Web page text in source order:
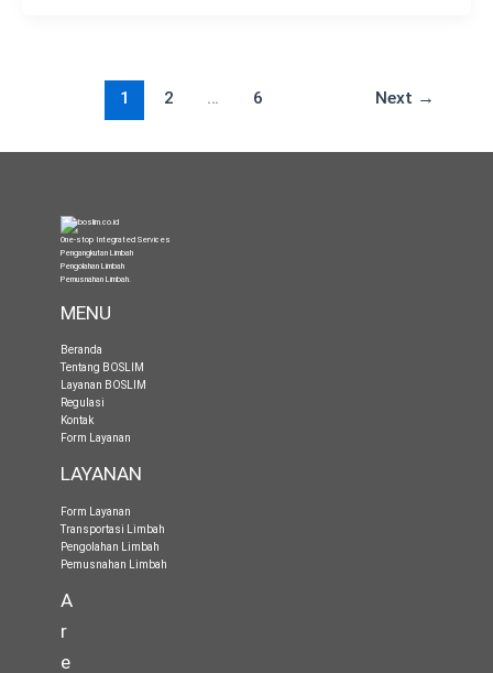
1 2 … 6 Next →
One-stop Integrated Services
Pengangkutan Limbah
Pengolahan Limbah
Pemusnahan Limbah.
MENU
Beranda
Tentang BOSLIM
Layanan BOSLIM
Regulasi
Kontak
Form Layanan
LAYANAN
Form Layanan
Transportasi Limbah
Pengolahan Limbah
Pemusnahan Limbah
A
r
e